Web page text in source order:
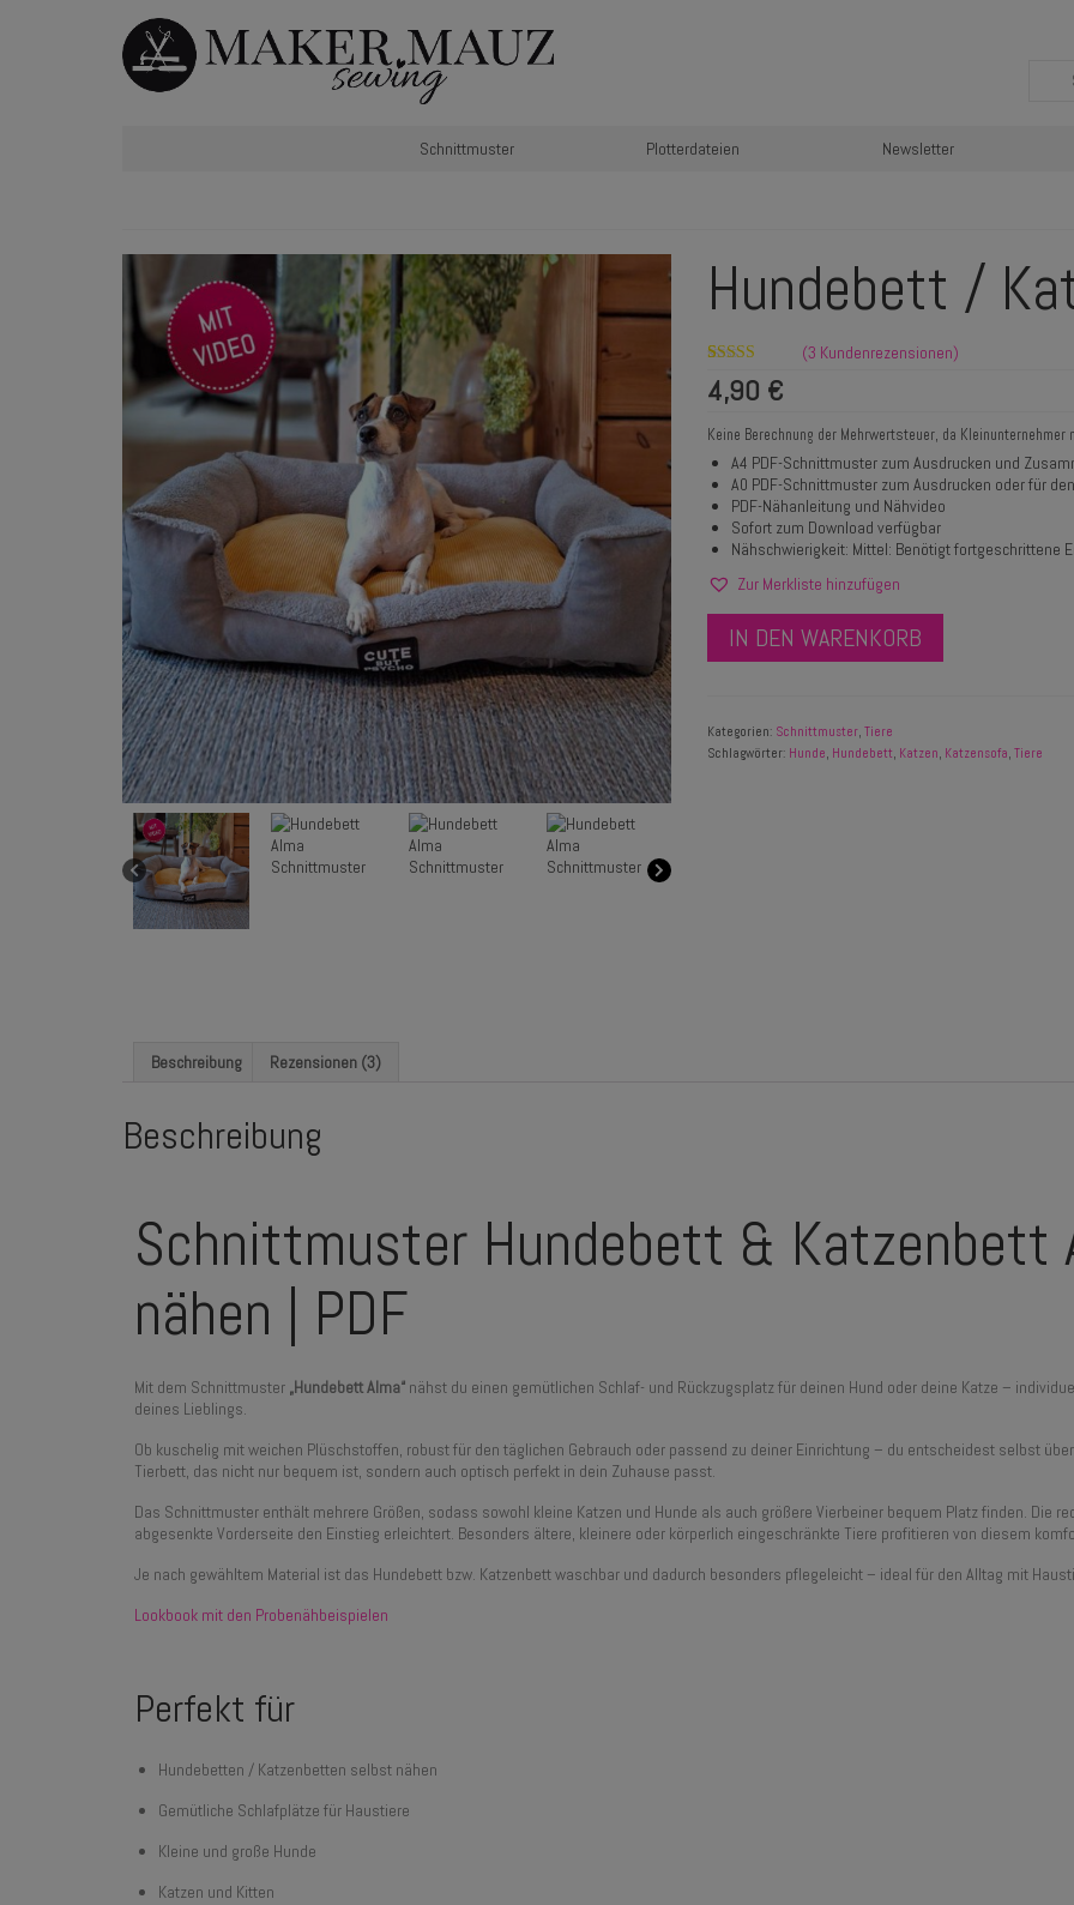
Schnittmuster Plotterdateien Newsletter
Hundebett /
Bewertet mit
5.00von 5,
Kundenbewertungen
(3 Kundenrezensionen)
4,90 €
Keine Berechnung der Mehrwertsteuer, da Kleinunternehmer
A4 PDF-Schnittmuster zum Ausdrucken und
A0 PDF-Schnittmuster zum Ausdrucken oder für
PDF-Nähanleitung und Nähvideo
Sofort zum Download verfügbar
Nähschwierigkeit: Mittel: Benötigt fortgeschrittene
Zur Merkliste hinzufügen
IN DEN WARENKORB
Kategorien: Schnittmuster, Tiere
Schlagwörter: Hunde, Hundebett, Katzen, Katzensofa, Tiere
Beschreibung Rezensionen (3)
Beschreibung
Schnittmuster Hundebett & Katzenbett
nähen | PDF
Mit dem Schnittmuster „Hundebett Alma“ nähst du einen gemütlichen Schlaf- und Rückzugsplatz für deinen Hund oder deine Katze –
deines Lieblings.
Ob kuschelig mit weichen Plüschstoffen, robust für den täglichen Gebrauch oder passend zu deiner Einrichtung – du entscheidest selbst
Tierbett, das nicht nur bequem ist, sondern auch optisch perfekt in dein Zuhause passt.
Das Schnittmuster enthält mehrere Größen, sodass sowohl kleine Katzen und Hunde als auch größere Vierbeiner bequem Platz finden. Die
abgesenkte Vorderseite den Einstieg erleichtert. Besonders ältere, kleinere oder körperlich eingeschränkte Tiere profitieren von diesem
Je nach gewähltem Material ist das Hundebett bzw. Katzenbett waschbar und dadurch besonders pflegeleicht – ideal für den Alltag mit
Lookbook mit den Probenähbeispielen
Perfekt für
Hundebetten / Katzenbetten selbst nähen
Gemütliche Schlafplätze für Haustiere
Kleine und große Hunde
Katzen und Kitten